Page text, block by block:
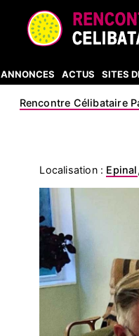
ANNONCES ACTUS SITES
Rencontre Célibataire
Localisation : Epinal